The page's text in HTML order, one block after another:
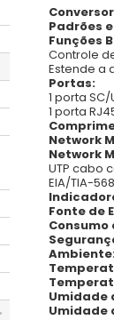
Padrões
Funções
Controle
Estende a
Portas:
1 porta SC/
1 porta
Network
Network
UTP cabo
EIA/TIA-
Fonte de
Consumo
Umidade
Umidade